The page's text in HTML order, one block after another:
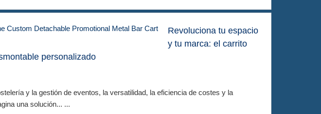
Revoluciona tu espacio
y tu marca: el carrito
personalizado
y la gestión de eventos, la versatilidad, la eficiencia de costes y la
una solución... ...